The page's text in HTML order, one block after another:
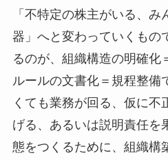
「不特定の株主がいる、
器」へと変わっていくもの
るのが、組織構造の明確化
ルールの文書化＝規程整備
くても業務が回る、仮に不
げる、あるいは説明責任を
態をつくるために、組織構